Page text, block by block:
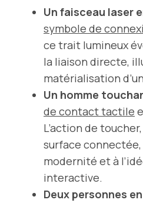
Un faisceau laser
symbole de
ce trait lumineux
la liaison directe,
matérialisation
Un homme
de contact tactile
L’action de
surface connectée,
modernité et à
interactive.
Deux personnes